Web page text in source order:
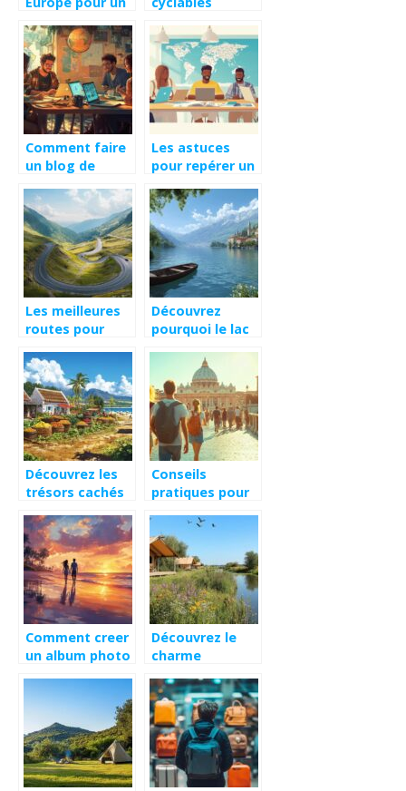
fevrier ?
parcourir en
Normandie
Comment faire
un blog de
gratuitement ?
Les astuces
pour repérer un
réservation
fiable pour vos
vacances
Les meilleures
routes pour
l’Europe en
voiture
Découvrez
pourquoi le lac
parfait pour un
week-end
escapade
Découvrez les
trésors cachés
lors de vos
voyages
culturels
Conseils
pratiques pour
inoubliables en
Europe et au-
delà
Comment creer
un album photo
votre lune de
miel : le guide
complet
Découvrez le
charme
d’un camping
dans la baie de
Somme